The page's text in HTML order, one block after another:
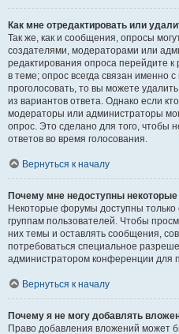
Как мне отредактировать или
Так же, как и сообщения, опросы
создателями, модераторами или
редактирования опроса перейдите
в теме; опрос всегда связан именно
проголосовать, то вы можете
из вариантов ответа. Однако если
модераторы или администраторы
опрос. Это сделано для того, чтобы
ответов во время голосования.
Вернуться к началу
Почему мне недоступны
Некоторые форумы доступны
группам пользователей. Чтобы
них темы и оставлять сообщения,
потребоваться специальное
администратором конференции для
Вернуться к началу
Почему я не могу добавлять
Право добавления вложений может